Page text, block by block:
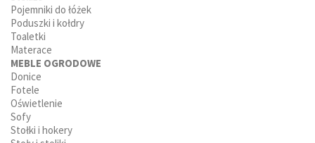
Pojemniki do łóżek
Poduszki i kołdry
Toaletki
Materace
MEBLE OGRODOWE
Donice
Fotele
Oświetlenie
Sofy
Stołki i hokery